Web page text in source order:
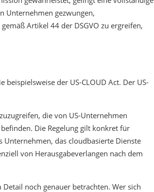
Unternehmen gezwungen,
Artikel 44 der DSGVO zu ergreifen,
der US-CLOUD Act. Der US-
die von US-Unternehmen
Die Regelung gilt konkret für
das cloudbasierte Dienste
von Herausgabeverlangen nach dem
noch genauer betrachten. Wer sich